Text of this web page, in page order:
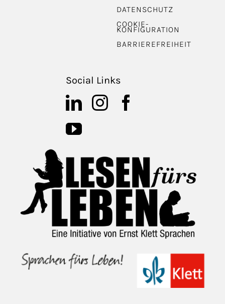
DATENSCHUTZ
COOKIE-
KONFIGURATION
BARRIEREFREIHEIT
Social Links